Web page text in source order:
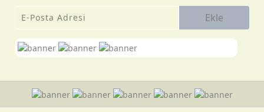
Ekle